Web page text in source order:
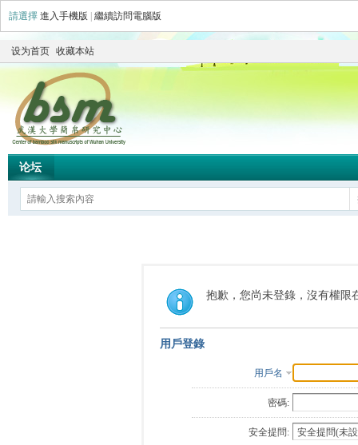
請選擇 進入手機版 繼續訪問電腦版
设为首页 收藏本站
论坛
抱歉，您尚未登錄，沒有權限
用戶登錄
用戶名
密碼:
安全提問: